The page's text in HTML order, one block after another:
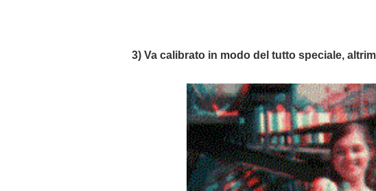
3) Va calibrato in modo del tutto speciale,